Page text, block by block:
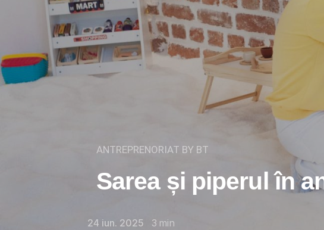
ANTREPRENORIAT BY BT
Sarea și piperul în
24 iun. 2025 3 min